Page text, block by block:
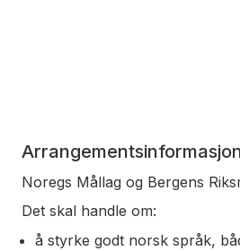
Noregs Mållag og Bergens
Det skal handle om:
å styrke godt norsk språk,